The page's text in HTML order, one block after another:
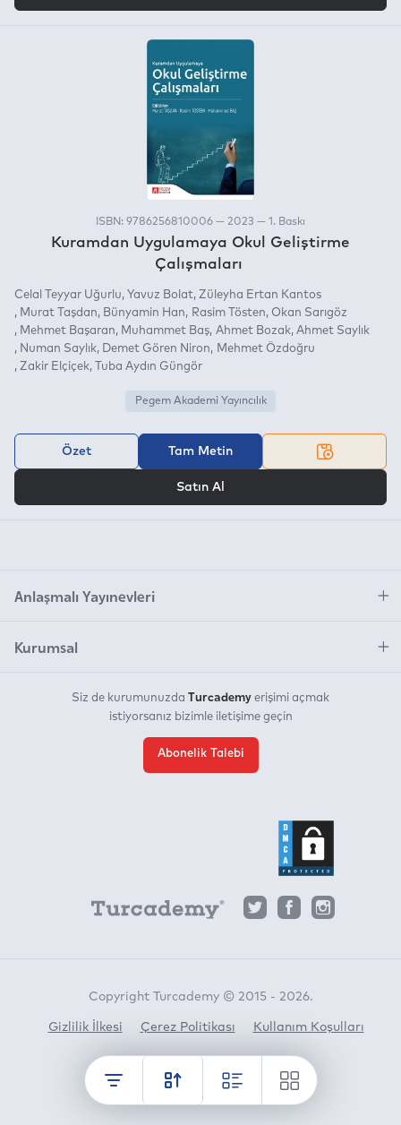
ISBN: 9786256810006 — 2023 — 1. Baskı
Kuramdan Uygulamaya Okul Geliştirme
Çalışmaları
Celal Teyyar Uğurlu Yavuz Bolat Züleyha Ertan Kantos
Murat Taşdan
Bünyamin Han Rasim Tösten
Okan Sarıgöz
Mehmet Başaran
Muhammet Baş Ahmet Bozak Ahmet Saylık
Numan Saylık
Demet Gören Niron
Mehmet Özdoğru
Zakir Elçiçek
Tuba Aydın Güngör
Pegem Akademi Yayıncılık
Özet Tam Metin
Satın Al
Anlaşmalı Yayınevleri
Kurumsal
Siz de kurumunuzda Turcademy erişimi açmak
istiyorsanız bizimle iletişime geçin
Abonelik Talebi
Copyright Turcademy © 2015 - 2026.
Gizlilik İlkesi Çerez Politikası Kullanım Koşulları
crafted by Horato